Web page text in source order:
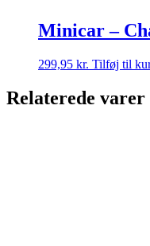
Minicar –
299,95 kr. Tilføj til
Relaterede varer